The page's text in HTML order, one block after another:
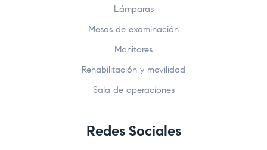
Lámparas
Mesas de examinación
Monitores
Rehabilitación y movilidad
Sala de operaciones
Redes Sociales